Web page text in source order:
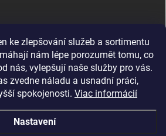
ke zlepšování služeb a sortimentu
nám lépe porozumět tomu, co
nás, vylepšují naše služby pro vás.
zvedne náladu a usnadní práci,
spokojenosti. Viac informácií
Nastavení